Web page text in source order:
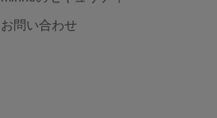
お問い合わせ